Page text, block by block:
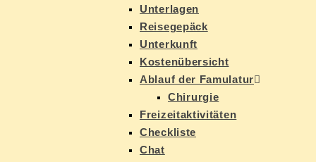
Un­ter­la­gen
Rei­se­ge­päck
Un­ter­kunft
Kos­ten­über­sicht
Ab­lauf der Famulatur
Chir­ur­gie
Frei­zeit­ak­ti­vi­tä­ten
Check­lis­te
Chat